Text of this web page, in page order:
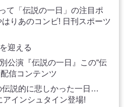
て「伝説の一日」の注目ポ
りあのコンビ! 日刊スポーツ
迎える
公演『伝説の一日』この“伝
信コンテンツ
伝説的に悲しかった一日…
アインシュタイン登場!